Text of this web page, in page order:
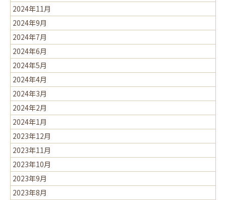
2024年11月
2024年9月
2024年7月
2024年6月
2024年5月
2024年4月
2024年3月
2024年2月
2024年1月
2023年12月
2023年11月
2023年10月
2023年9月
2023年8月